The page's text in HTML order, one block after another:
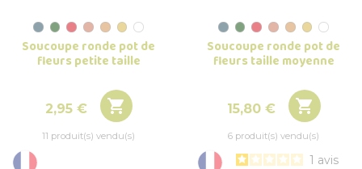
Soucoupe ronde pot de
fleurs petite taille
Prix
2,95 € 
11 produit(s) vendu(s)
Soucoupe ronde pot de
fleurs taille moyenne
Prix
15,80 € 
6 produit(s) vendu(s)
1 avis